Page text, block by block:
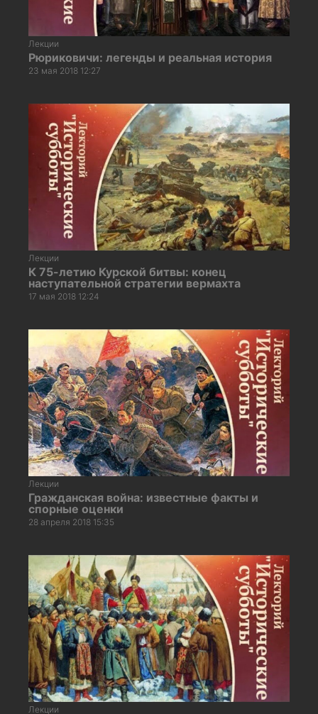
Лекции
Рюриковичи: легенды и реальная история
23 мая 2018 12:27
Лекции
К 75-летию Курской битвы: конец
наступательной стратегии вермахта
17 мая 2018 12:24
Лекции
Гражданская война: известные факты и
спорные оценки
28 апреля 2018 15:35
Лекции